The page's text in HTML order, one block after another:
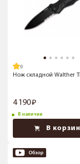
Нож складной Walther
4 190
В наличии
В